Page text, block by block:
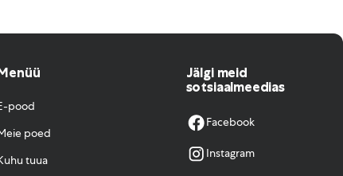
pood
poed
tuua
Jälgi meid
sotsiaalmeedias
Facebook
Instagram